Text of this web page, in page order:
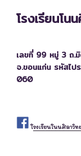
โรงเรียนโน
เลขที่ 99 หมู่ 3 ถ.
จ.ขอนแก่น รหัสไ
060
โรงเรียนโนนศิลาวิทย